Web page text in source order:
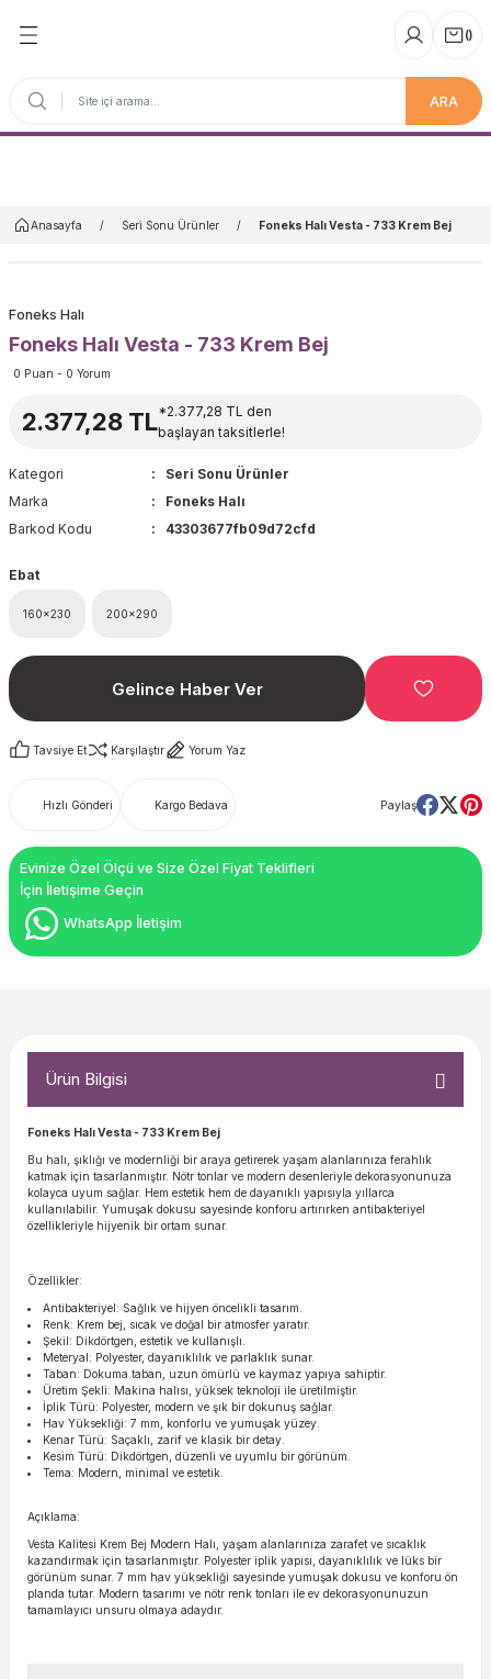
ARA
()
Anasayfa Seri Sonu Ürünler Foneks Halı Vesta - 733 Krem Bej
Foneks Halı
Foneks Halı Vesta - 733 Krem Bej
0 Puan - 0 Yorum
2.377,28 TL*2.377,28 TL den
başlayan taksitlerle!
Kategori
Seri Sonu Ürünler
Marka
Foneks Halı
Barkod Kodu
43303677fb09d72cfd
Ebat
160x230 200x290
Gelince Haber Ver
Tavsiye Et Karşılaştır Yorum Yaz
Hızlı Gönderi Kargo Bedava Paylaş
Evinize Özel Ölçü ve Size Özel Fiyat Teklifleri
İçin İletişime Geçin
WhatsApp İletişim
Ürün Bilgisi
Foneks Halı Vesta - 733 Krem Bej
Bu halı, şıklığı ve modernliği bir araya getirerek yaşam alanlarınıza ferahlık
katmak için tasarlanmıştır. Nötr tonlar ve modern desenleriyle dekorasyonunuza
kolayca uyum sağlar. Hem estetik hem de dayanıklı yapısıyla yıllarca
kullanılabilir. Yumuşak dokusu sayesinde konforu artırırken antibakteriyel
özellikleriyle hijyenik bir ortam sunar.
Özellikler:
Antibakteriyel: Sağlık ve hijyen öncelikli tasarım.
Renk: Krem bej, sıcak ve doğal bir atmosfer yaratır.
Şekil: Dikdörtgen, estetik ve kullanışlı.
Meteryal: Polyester, dayanıklılık ve parlaklık sunar.
Taban: Dokuma taban, uzun ömürlü ve kaymaz yapıya sahiptir.
Üretim Şekli: Makina halısı, yüksek teknoloji ile üretilmiştir.
İplik Türü: Polyester, modern ve şık bir dokunuş sağlar.
Hav Yüksekliği: 7 mm, konforlu ve yumuşak yüzey.
Kenar Türü: Saçaklı, zarif ve klasik bir detay.
Kesim Türü: Dikdörtgen, düzenli ve uyumlu bir görünüm.
Tema: Modern, minimal ve estetik.
Açıklama:
Vesta Kalitesi Krem Bej Modern Halı, yaşam alanlarınıza zarafet ve sıcaklık
kazandırmak için tasarlanmıştır. Polyester iplik yapısı, dayanıklılık ve lüks bir
görünüm sunar. 7 mm hav yüksekliği sayesinde yumuşak dokusu ve konforu ön
planda tutar. Modern tasarımı ve nötr renk tonları ile ev dekorasyonunuzun
tamamlayıcı unsuru olmaya adaydır.